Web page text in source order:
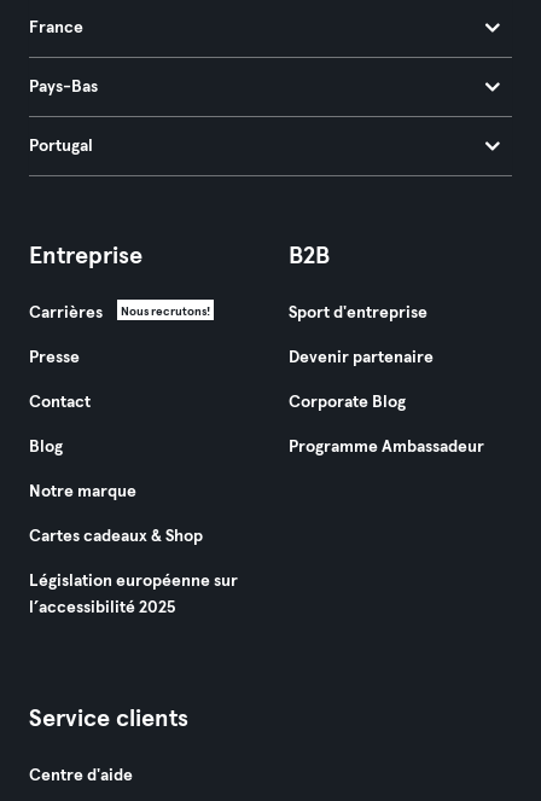
France
Pays-Bas
Portugal
Entreprise
Carrières Nous recrutons!
Presse
Contact
Blog
Notre marque
Cartes cadeaux & Shop
Législation européenne sur
l’accessibilité 2025
B2B
Sport d'entreprise
Devenir partenaire
Corporate Blog
Programme Ambassadeur
Service clients
Centre d'aide